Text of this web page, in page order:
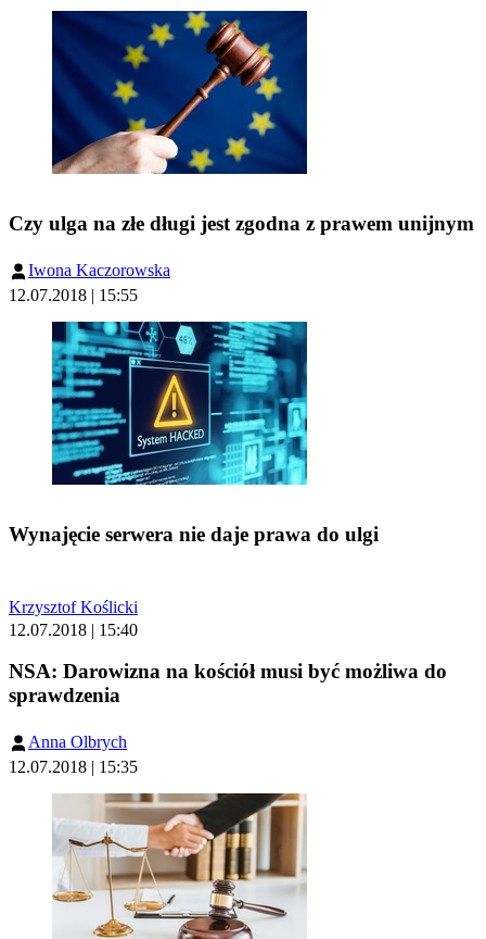
Czy ulga na złe długi jest zgodna z prawem unijnym
Iwona Kaczorowska
12.07.2018 | 15:55
Wynajęcie serwera nie daje prawa do ulgi
Krzysztof Koślicki
12.07.2018 | 15:40
NSA: Darowizna na kościół musi być możliwa do
sprawdzenia
Anna Olbrych
12.07.2018 | 15:35